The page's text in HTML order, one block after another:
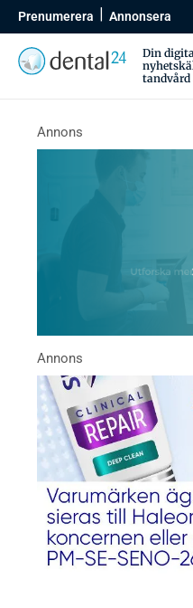
Prenumerera Annonsera
Din
tandvård